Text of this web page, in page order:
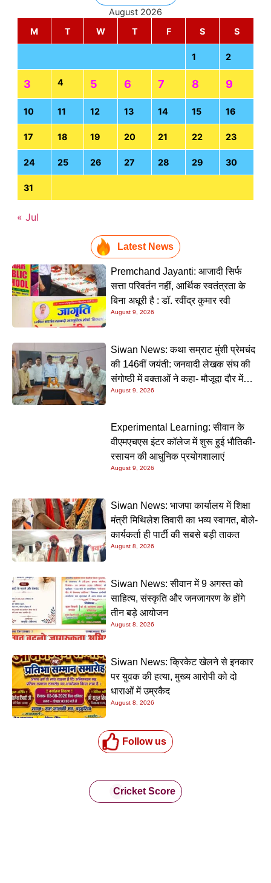
August 2026
M
T W T F S S
1 2
3 4 5 6 7 8 9
10 11 12 13 14 15 16
17 18 19 20 21 22 23
24 25 26 27 28 29 30
31
« Jul
Latest News
Premchand Jayanti: आजादी सिर्फ
सत्ता परिवर्तन नहीं, आर्थिक स्वतंत्रता के
बिना अधूरी है : डॉ. रवींद्र कुमार रवी
August 9, 2026
Siwan News: कथा सम्राट मुंशी प्रेमचंद
की 146वीं जयंती: जनवादी लेखक संघ की
संगोष्ठी में वक्ताओं ने कहा- मौजूदा दौर में
प्रेमचंद की रचनाएं और अधिक प्रासंगिक
August 9, 2026
Experimental Learning: सीवान के
वीएमएचएस इंटर कॉलेज में शुरू हुई भौतिकी-
रसायन की आधुनिक प्रयोगशालाएं
August 9, 2026
Siwan News: भाजपा कार्यालय में शिक्षा
मंत्री मिथिलेश तिवारी का भव्य स्वागत, बोले-
कार्यकर्ता ही पार्टी की सबसे बड़ी ताकत
August 8, 2026
Siwan News: सीवान में 9 अगस्त को
साहित्य, संस्कृति और जनजागरण के होंगे
तीन बड़े आयोजन
August 8, 2026
Siwan News: क्रिकेट खेलने से इनकार
पर युवक की हत्या, मुख्य आरोपी को दो
धाराओं में उम्रकैद
August 8, 2026
Follow us
Cricket Score